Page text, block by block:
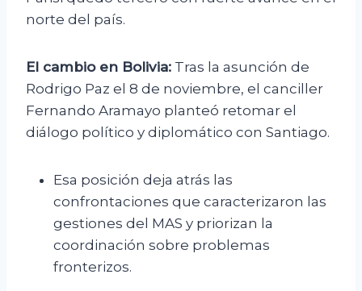
norte del país.
El cambio en Bolivia: Tras la asunción de
Rodrigo Paz el 8 de noviembre, el canciller
Fernando Aramayo planteó retomar el
diálogo político y diplomático con Santiago.
Esa posición deja atrás las
confrontaciones que caracterizaron las
gestiones del MAS y priorizan la
coordinación sobre problemas
fronterizos.